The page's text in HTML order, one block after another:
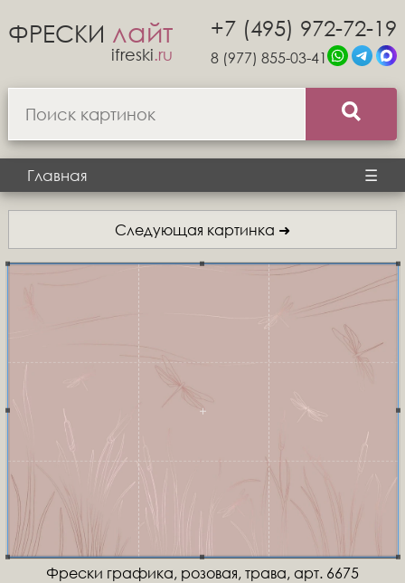
ФРЕСКИ лайт
ifreski.ru
+7 (495) 972-72-19
8 (977) 855-03-41
Главная ☰
Следующая картинка ➜
Фрески графика, розовая, трава, арт. 6675